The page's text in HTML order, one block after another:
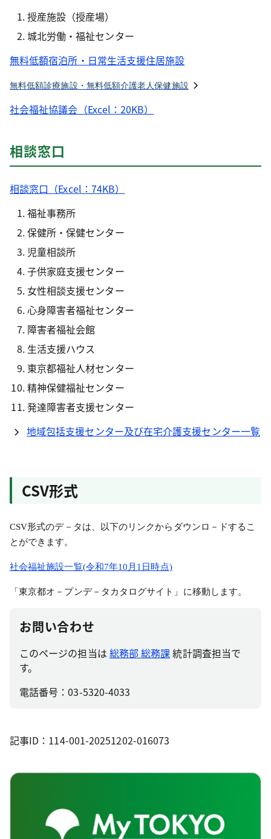
授産施設（授産場）
城北労働・福祉センター
無料低額宿泊所・日常生活支援住居施設
無料低額診療施設・無料低額介護老人保健施設
社会福祉協議会（Excel：20KB）
相談窓口
相談窓口（Excel：74KB）
福祉事務所
保健所・保健センター
児童相談所
子供家庭支援センター
女性相談支援センター
心身障害者福祉センター
障害者福祉会館
生活支援ハウス
東京都福祉人材センター
精神保健福祉センター
発達障害者支援センター
地域包括支援センター及び在宅介護支援センター一覧
CSV形式
CSV形式のデ－タは、以下のリンクからダウンロ－ドするこ
とができます。
社会福祉施設一覧(令和7年10月1日時点)
「東京都オ－プンデ－タカタログサイト」に移動します。
お問い合わせ
このページの担当は 総務部 総務課統計調査担当で
す。
電話番号：03-5320-4033
記事ID：114-001-20251202-016073